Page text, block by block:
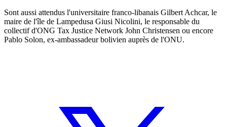
Sont aussi attendus l'universitaire franco-libanais Gilbert Achcar, le
maire de l'île de Lampedusa Giusi Nicolini, le responsable du
collectif d'ONG Tax Justice Network John Christensen ou encore
Pablo Solon, ex-ambassadeur bolivien auprès de l'ONU.